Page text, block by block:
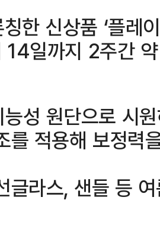
한 신상품 ‘플레
14일까지 2주간
성 원단으로 시
를 적용해 보정력
글라스, 샌들 등